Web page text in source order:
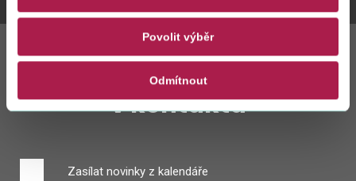
Povolit výběr
Odmítnout
Zůstaňte s námi
v kontaktu
Zasílat novinky z kalendáře